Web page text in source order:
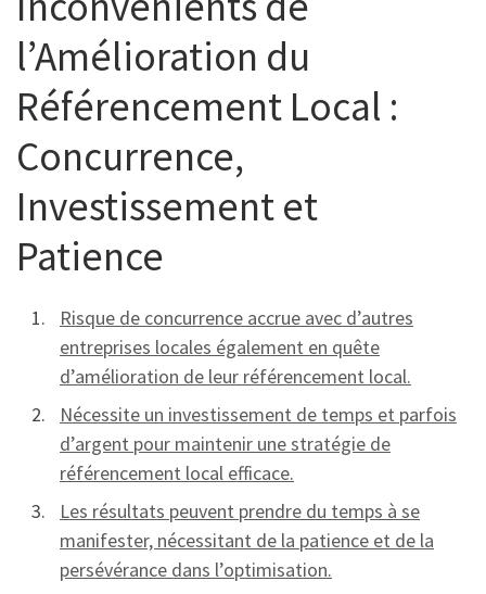
l’Amélioration du
Référencement Local :
Concurrence,
Investissement et
Patience
Risque de concurrence accrue avec d’autres
entreprises locales également en quête
d’amélioration de leur référencement local.
Nécessite un investissement de temps et parfois
d’argent pour maintenir une stratégie de
référencement local efficace.
Les résultats peuvent prendre du temps à se
manifester, nécessitant de la patience et de la
persévérance dans l’optimisation.